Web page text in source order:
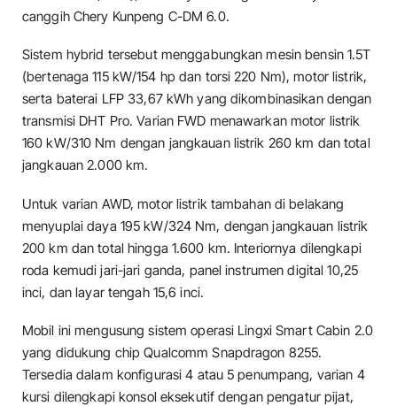
canggih Chery Kunpeng C-DM 6.0.
Sistem hybrid tersebut menggabungkan mesin bensin 1.5T
(bertenaga 115 kW/154 hp dan torsi 220 Nm), motor listrik,
serta baterai LFP 33,67 kWh yang dikombinasikan dengan
transmisi DHT Pro. Varian FWD menawarkan motor listrik
160 kW/310 Nm dengan jangkauan listrik 260 km dan total
jangkauan 2.000 km.
Untuk varian AWD, motor listrik tambahan di belakang
menyuplai daya 195 kW/324 Nm, dengan jangkauan listrik
200 km dan total hingga 1.600 km. Interiornya dilengkapi
roda kemudi jari-jari ganda, panel instrumen digital 10,25
inci, dan layar tengah 15,6 inci.
Mobil ini mengusung sistem operasi Lingxi Smart Cabin 2.0
yang didukung chip Qualcomm Snapdragon 8255.
Tersedia dalam konfigurasi 4 atau 5 penumpang, varian 4
kursi dilengkapi konsol eksekutif dengan pengatur pijat,